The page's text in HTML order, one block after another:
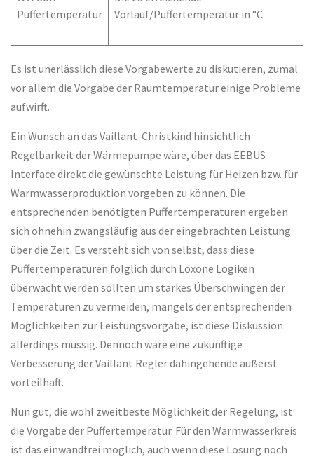
Puffertemperatur
Vorlauf/Puffertemperatur in °C
Es ist unerlässlich diese Vorgabewerte zu diskutieren, zumal
vor allem die Vorgabe der Raumtemperatur einige Probleme
aufwirft.
Ein Wunsch an das Vaillant-Christkind hinsichtlich
Regelbarkeit der Wärmepumpe wäre, über das EEBUS
Interface direkt die gewünschte Leistung für Heizen bzw. für
Warmwasserproduktion vorgeben zu können. Die
entsprechenden benötigten Puffertemperaturen ergeben
sich ohnehin zwangsläufig aus der eingebrachten Leistung
über die Zeit. Es versteht sich von selbst, dass diese
Puffertemperaturen folglich durch Loxone Logiken
überwacht werden sollten um starkes Überschwingen der
Temperaturen zu vermeiden, mangels der entsprechenden
Möglichkeiten zur Leistungsvorgabe, ist diese Diskussion
allerdings müssig. Dennoch wäre eine zukünftige
Verbesserung der Vaillant Regler dahingehende äußerst
vorteilhaft.
Nun gut, die wohl zweitbeste Möglichkeit der Regelung, ist
die Vorgabe der Puffertemperatur. Für den Warmwasserkreis
ist das einwandfrei möglich, auch wenn diese Lösung noch